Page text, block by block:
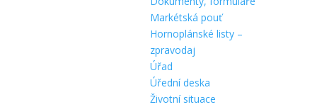
Markétská pouť
Hornoplánské listy –
zpravodaj
Úřad
Úřední deska
Životní situace